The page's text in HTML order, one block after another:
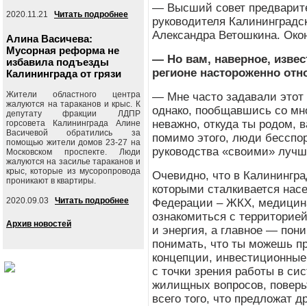
— Высший совет
руководителя
Александра Ветошкина.
— Но вам, наверное,
регионе настороженно
— Мне часто задавали этот
однако, пообщавшись со
неважно, откуда ты родом,
помимо этого, люди
руководства «своими»
Очевидно, что в
которыми сталкивается
Федерации – ЖКХ,
ознакомиться с
и энергия, а главное —
понимать, что ты можешь
концепции,
с точки зрения работы в
жилищных вопросов,
всего того, что предложат
2020.11.21 Читать подробнее
Алина Васичева:
Мусорная реформа не
избавила подъезды
Калининграда от грязи
Жители областного центра
жалуются на тараканов и крыс. К
депутату фракции ЛДПР
горсовета Калининграда Алине
Васичевой обратились за
помощью жители домов 23-27 на
Московском проспекте. Люди
жалуются на засилье тараканов и
крыс, которые из мусоропровода
проникают в квартиры.
2020.09.03 Читать подробнее
Архив новостей